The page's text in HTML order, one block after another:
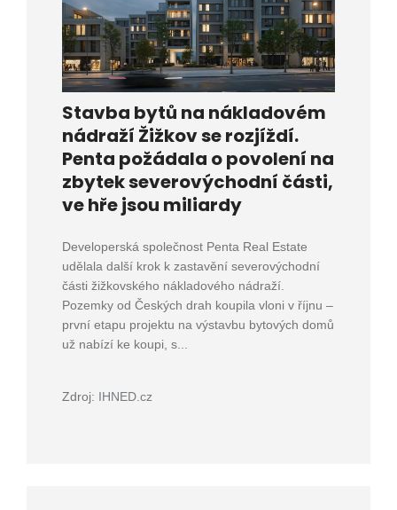
Stavba bytů na nákladovém
nádraží Žižkov se rozjíždí.
Penta požádala o povolení na
zbytek severovýchodní části,
ve hře jsou miliardy
Developerská společnost Penta Real Estate
udělala další krok k zastavění severovýchodní
části žižkovského nákladového nádraží.
Pozemky od Českých drah koupila vloni v říjnu –
první etapu projektu na výstavbu bytových domů
už nabízí ke koupi, s...
Zdroj: IHNED.cz